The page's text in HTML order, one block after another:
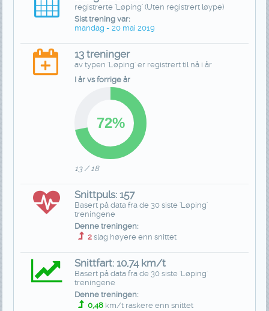
registrerte 'Løping' (Uten registrert løype)
Sist trening var:
mandag - 20 mai 2019
13 treninger
av typen 'Løping' er registrert til nå i år
I år vs forrige år
13 / 18
Snittpuls: 157
Basert på data fra de 30 siste 'Løping'
treningene
Denne treningen:
2 slag høyere enn snittet
Snittfart: 10,74 km/t
Basert på data fra de 30 siste 'Løping'
treningene
Denne treningen:
0,48 km/t raskere enn snittet